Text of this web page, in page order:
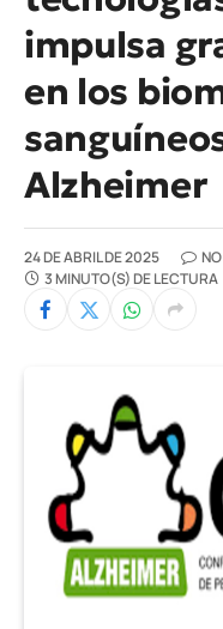
impulsa
en los
Alzheimer
24 DE ABRIL DE 2025
3 MINUTO(S) DE LECTURA